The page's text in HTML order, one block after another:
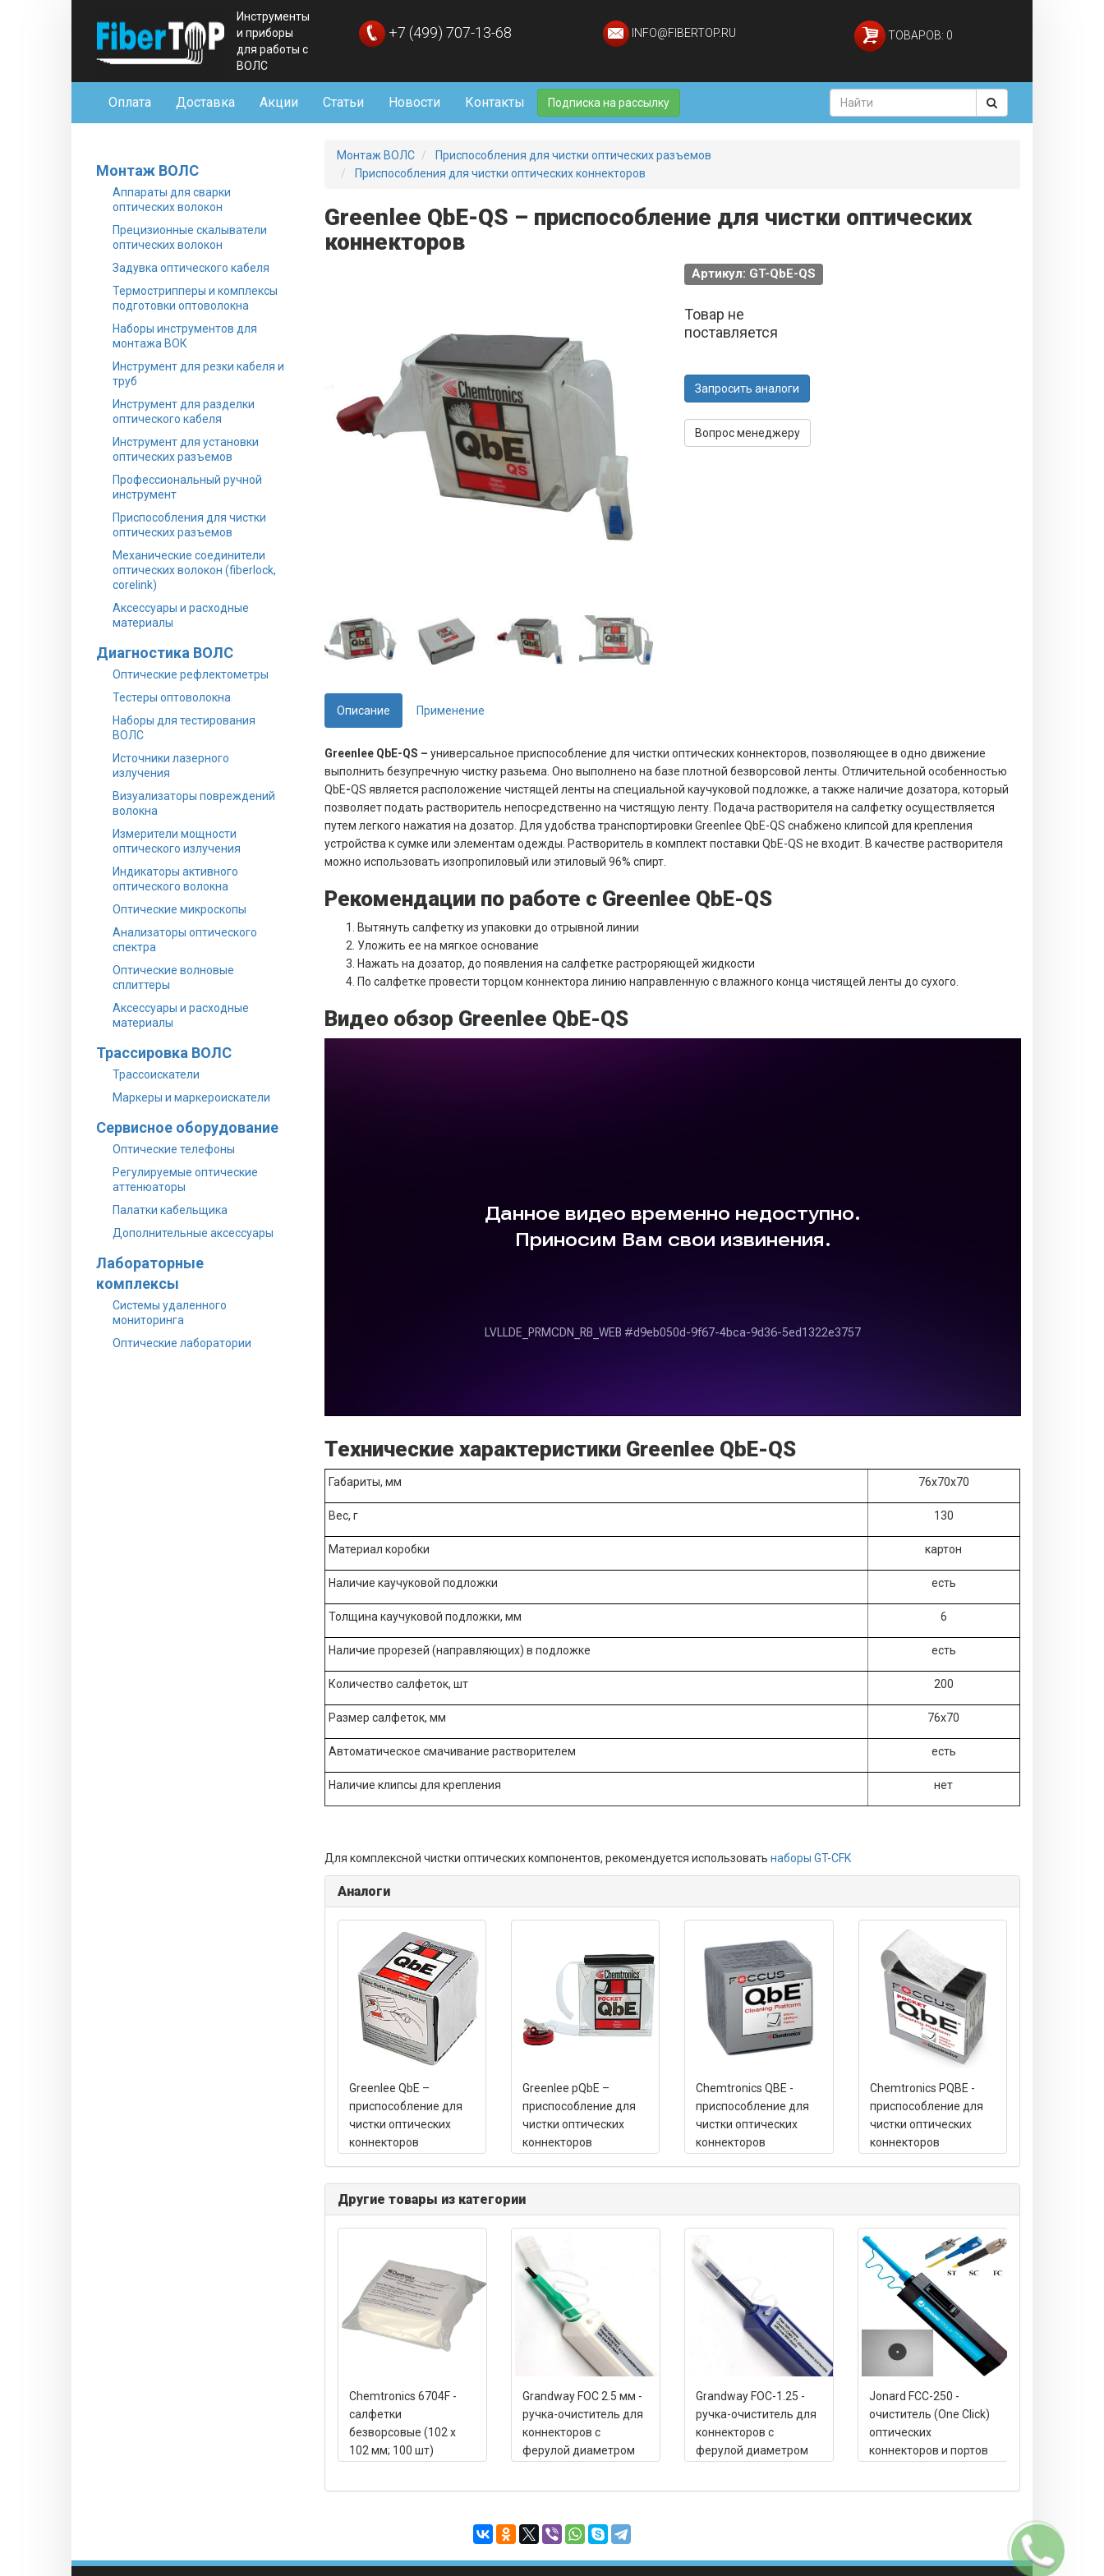
Инструменты
и приборы
для работы с
ВОЛС
+7 (499) 707-13-68 INFO@FIBERTOP.RU ТОВАРОВ: 0
Оплата Доставка Акции Статьи Новости Контакты Подписка на рассылку
Монтаж ВОЛС
Аппараты для сварки
оптических волокон
Прецизионные скалыватели
оптических волокон
Задувка оптического кабеля
Термострипперы и комплексы
подготовки оптоволокна
Наборы инструментов для
монтажа ВОК
Инструмент для резки кабеля и
труб
Инструмент для разделки
оптического кабеля
Инструмент для установки
оптических разъемов
Профессиональный ручной
инструмент
Приспособления для чистки
оптических разъемов
Механические соединители
оптических волокон (fiberlock,
corelink)
Аксессуары и расходные
материалы
Диагностика ВОЛС
Оптические рефлектометры
Тестеры оптоволокна
Наборы для тестирования
ВОЛС
Источники лазерного
излучения
Визуализаторы повреждений
волокна
Измерители мощности
оптического излучения
Индикаторы активного
оптического волокна
Оптические микроскопы
Анализаторы оптического
спектра
Оптические волновые
сплиттеры
Аксессуары и расходные
материалы
Трассировка ВОЛС
Трассоискатели
Маркеры и маркероискатели
Сервисное оборудование
Оптические телефоны
Регулируемые оптические
аттенюаторы
Палатки кабельщика
Дополнительные аксессуары
Лабораторные
комплексы
Системы удаленного
мониторинга
Оптические лаборатории
Монтаж ВОЛС
Приспособления для чистки оптических разъемов
Приспособления для чистки оптических коннекторов
Greenlee QbE-QS – приспособление для чистки оптических
коннекторов
Артикул: GT-QbE-QS
Товар не
поставляется
Запросить аналоги
Вопрос менеджеру
Описание Применение
Greenlee QbE-QS – универсальное приспособление для чистки оптических коннекторов, позволяющее в одно движение
выполнить безупречную чистку разьема. Оно выполнено на базе плотной безворсовой ленты. Отличительной особенностью
QbE-QS является расположение чистящей ленты на специальной каучуковой подложке, а также наличие дозатора, который
позволяет подать растворитель непосредственно на чистящую ленту. Подача растворителя на салфетку осуществляется
путем легкого нажатия на дозатор. Для удобства транспортировки Greenlee QbE-QS снабжено клипсой для крепления
устройства к сумке или элементам одежды. Растворитель в комплект поставки QbE-QS не входит. В качестве растворителя
можно использовать изопропиловый или этиловый 96% спирт.
Рекомендации по работе с Greenlee QbE-QS
Вытянуть салфетку из упаковки до отрывной линии
Уложить ее на мягкое основание
Нажать на дозатор, до появления на салфетке растроряющей жидкости
По салфетке провести торцом коннектора линию направленную с влажного конца чистящей ленты до сухого.
Видео обзор Greenlee QbE-QS
Технические характеристики Greenlee QbE-QS
Габариты, мм 76х70х70
Вес, г 130
Материал коробки картон
Наличие каучуковой подложки есть
Толщина каучуковой подложки, мм 6
Наличие прорезей (направляющих) в подложке есть
Количество салфеток, шт 200
Размер салфеток, мм 76х70
Автоматическое смачивание растворителем есть
Наличие клипсы для крепления нет
Для комплексной чистки оптических компонентов, рекомендуется использовать наборы GT-CFK
Аналоги
Greenlee QbE –
приспособление для
чистки оптических
коннекторов
Greenlee pQbE –
приспособление для
чистки оптических
коннекторов
Chemtronics QBE -
приспособление для
чистки оптических
коннекторов
Chemtronics PQBE -
приспособление для
чистки оптических
коннекторов
Другие товары из категории
Chemtronics 6704F -
салфетки
безворсовые (102 х
102 мм; 100 шт)
Grandway FOC 2.5 мм -
ручка-очиститель для
коннекторов с
ферулой диаметром
Grandway FOC-1.25 -
ручка-очиститель для
коннекторов с
ферулой диаметром
Jonard FCC-250 -
очиститель (One Click)
оптических
коннекторов и портов
Заказать
звонок